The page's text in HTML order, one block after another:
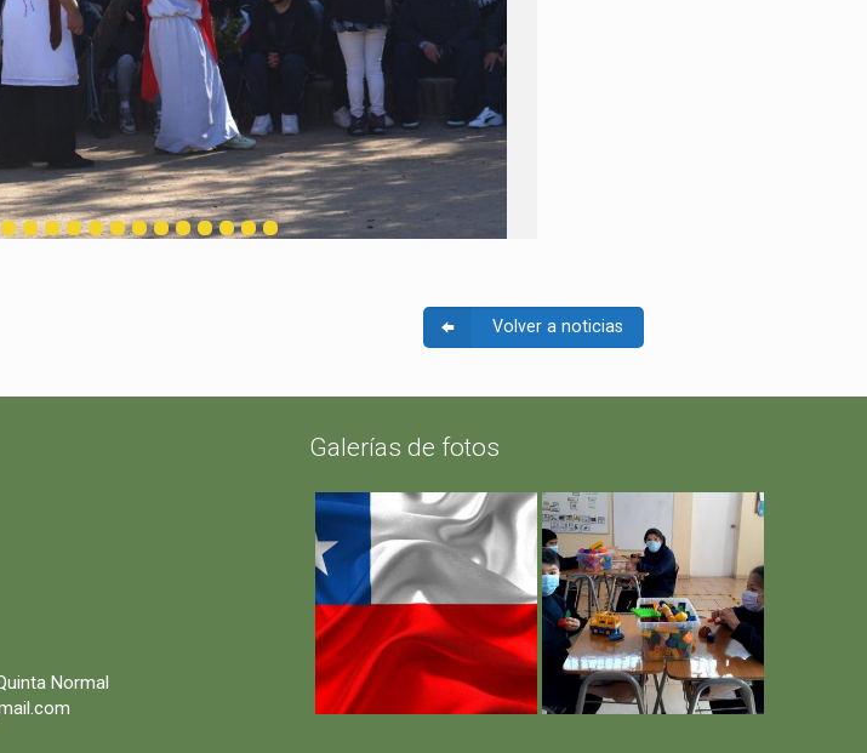
Volver a noticias
Normal
Galerías de fotos